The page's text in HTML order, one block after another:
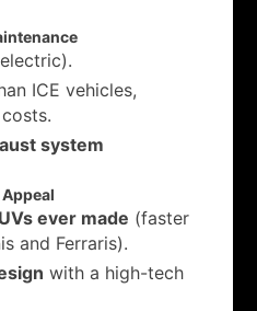
ICE vehicles,
system
ever made (faster
and Ferraris).
with a high-tech